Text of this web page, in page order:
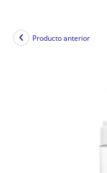
Producto anterior